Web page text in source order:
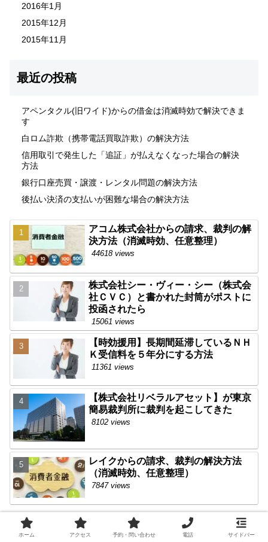
2016年1月
2015年12月
2015年11月
最近の投稿
アペンタクル(旧ワイド)からの借金は消滅時効で解決できま
す
白ロム詐欺（携帯電話買取詐欺）の解決方法
信用取引で発生した「追証」が払えなくなった場合の解決
方法
銀行口座売買・譲渡・レンタル問題の解決方法
後払い決済の支払いが困難な場合の解決方法
アコム株式会社からの請求、裁判の解
決方法（消滅時効、任意整理）
44618 views
株式会社シー・ヴィー・シー（株式会
社ＣＶＣ）と書かれた封筒がポストに
投函されたら
15061 views
【時効援用】長期間延滞しているＮＨ
Ｋ受信料を５年分にする方法
11361 views
【株式会社リベラルアセット】が東京
簡易裁判所に裁判を起こしてきた
8102 views
レイクからの請求、裁判の解決方法
（消滅時効、任意整理）
7847 views
ホーム アクセス 予約・問い合わせ 電話 サイドバー